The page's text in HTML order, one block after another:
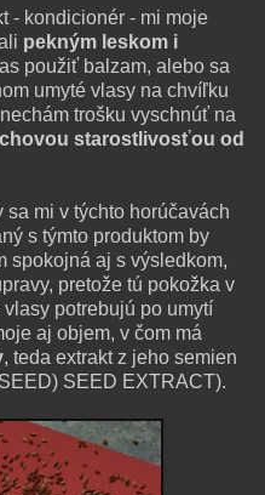
- kondicionér - mi moje
pekným leskom i
použiť balzam, alebo sa
umyté vlasy na chvíľku
trošku vyschnúť na
starostlivosťou od
mi v týchto horúčavách
s týmto produktom by
spokojná aj s výsledkom,
pretože tú pokožka v
potrebujú po umytí
aj objem, v čom má
, teda extrakt z jeho semien
SEED EXTRACT).